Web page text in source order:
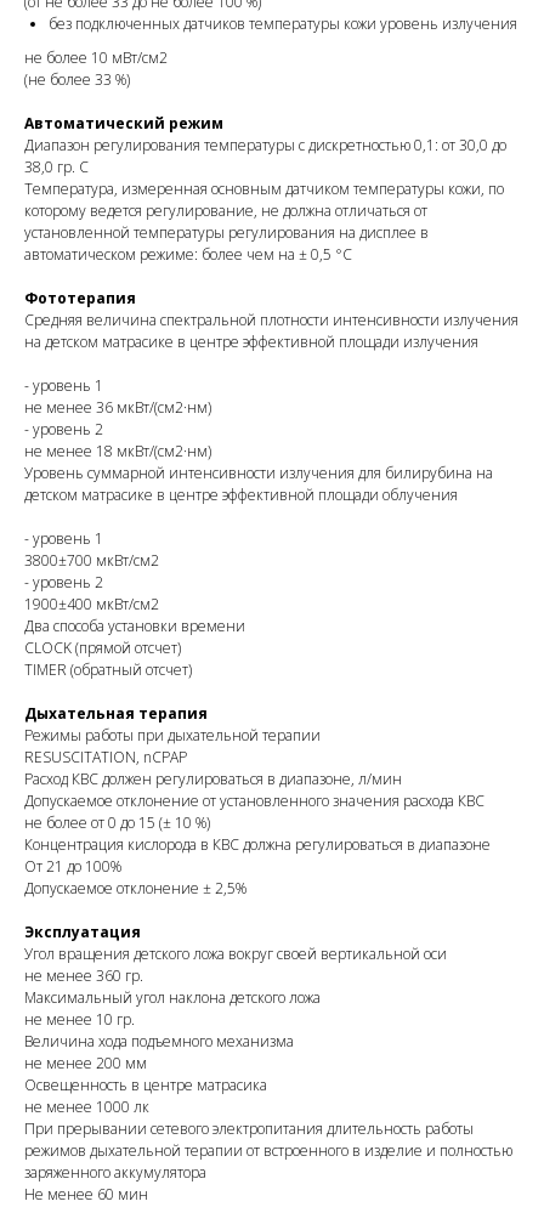
без подключенных датчиков температуры кожи уровень излучения
не более 10 мВт/см2
(не более 33 %)
Автоматический режим
Диапазон регулирования температуры с дискретностью 0,1: от 30,0 до
38,0 гр. С
Температура, измеренная основным датчиком температуры кожи, по
которому ведется регулирование, не должна отличаться от
установленной температуры регулирования на дисплее в
автоматическом режиме: более чем на ± 0,5 °С
Фототерапия
Средняя величина спектральной плотности интенсивности излучения
на детском матрасике в центре эффективной площади излучения
- уровень 1
не менее 36 мкВт/(см2·нм)
- уровень 2
не менее 18 мкВт/(см2·нм)
Уровень суммарной интенсивности излучения для билирубина на
детском матрасике в центре эффективной площади облучения
- уровень 1
3800±700 мкВт/см2
- уровень 2
1900±400 мкВт/см2
Два способа установки времени
CLOCK (прямой отсчет)
TIMER (обратный отсчет)
Дыхательная терапия
Режимы работы при дыхательной терапии
RESUSCITATION, nCPAP
Расход КВС должен регулироваться в диапазоне, л/мин
Допускаемое отклонение от установленного значения расхода КВС
не более от 0 до 15 (± 10 %)
Концентрация кислорода в КВС должна регулироваться в диапазоне
От 21 до 100%
Допускаемое отклонение ± 2,5%
Эксплуатация
Угол вращения детского ложа вокруг своей вертикальной оси
не менее 360 гр.
Максимальный угол наклона детского ложа
не менее 10 гр.
Величина хода подъемного механизма
не менее 200 мм
Освещенность в центре матрасика
не менее 1000 лк
При прерывании сетевого электропитания длительность работы
режимов дыхательной терапии от встроенного в изделие и полностью
заряженного аккумулятора
Не менее 60 мин